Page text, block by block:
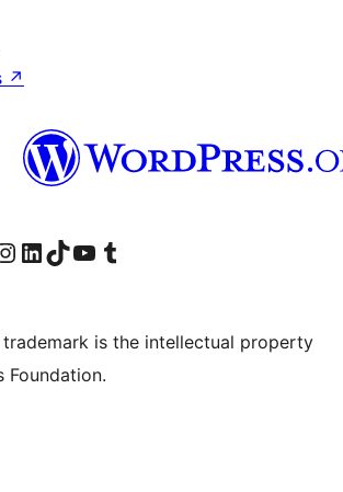
↗
account
sidevår Instagram-konto
Besøk vår LinkedIn-konto
Visit our TikTok account
Visit our YouTube channel
Visit our Tumblr account
trademark is the intellectual property
Foundation.